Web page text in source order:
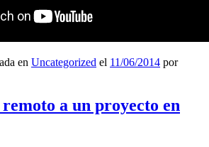
en Uncategorized el 11/06/2014 por
a un proyecto en